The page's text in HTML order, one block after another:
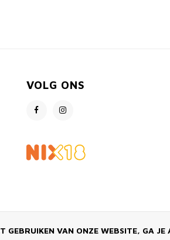
VOLG ONS
GEBRUIKEN VAN ONZE WEBSITE, GA